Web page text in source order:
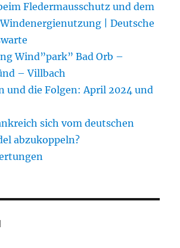
Fledermausschutz und dem
| Deutsche
Wind”park” Bad Orb –
– Villbach
und die Folgen: April 2024 und
sich vom deutschen
abzukoppeln?